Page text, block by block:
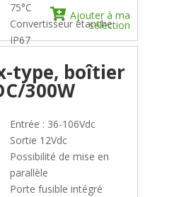
75°C
Convertisseur étanche
IP67
Ajouter à ma
sélection
type, boîtier
300W
Entrée : 36-106Vdc
Sortie 12Vdc
Possibilité de mise en
parallèle
Porte fusible intégré